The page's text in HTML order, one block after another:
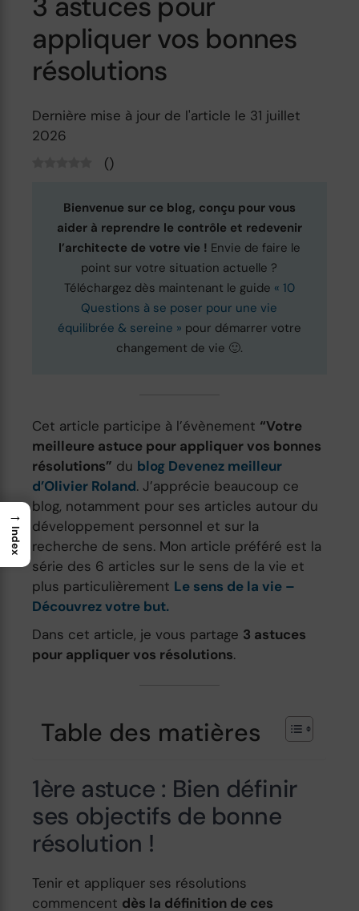
appliquer vos bonnes
résolutions
Dernière mise à jour de l'article le 31 juillet
2026
()
Bienvenue sur ce blog, conçu pour vous
aider à reprendre le contrôle et redevenir
l’architecte de votre vie ! Envie de faire le
point sur votre situation actuelle ?
Téléchargez dès maintenant le guide « 10
Questions à se poser pour une vie
équilibrée & sereine » pour démarrer votre
changement de vie 🙂.
Cet article participe à l’évènement “Votre
meilleure astuce pour appliquer vos bonnes
résolutions” du blog Devenez meilleur
d’Olivier Roland. J’apprécie beaucoup ce
blog, notamment pour ses articles autour du
développement personnel et sur la
recherche de sens. Mon article préféré est la
série des 6 articles sur le sens de la vie et
plus particulièrement Le sens de la vie –
Découvrez votre but.
Dans cet article, je vous partage 3 astuces
pour appliquer vos résolutions.
Table des matières
1ère astuce : Bien définir
ses objectifs de bonne
résolution !
Tenir et appliquer ses résolutions
commencent dès la définition de ces
→
Index